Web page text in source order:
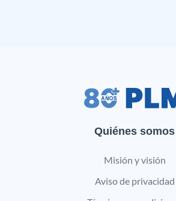
Quiénes somos
Misión y visión
Aviso de privacidad